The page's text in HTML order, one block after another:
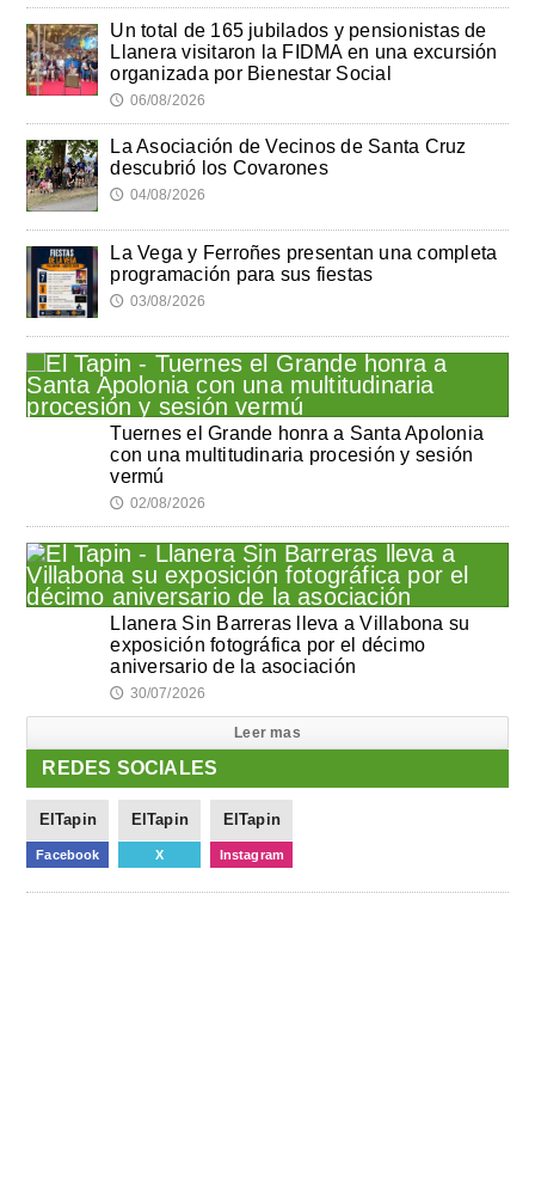
Un total de 165 jubilados y pensionistas de
Llanera visitaron la FIDMA en una excursión
organizada por Bienestar Social
🕔 06/08/2026
La Asociación de Vecinos de Santa Cruz
descubrió los Covarones
🕔 04/08/2026
La Vega y Ferroñes presentan una completa
programación para sus fiestas
🕔 03/08/2026
Tuernes el Grande honra a Santa Apolonia
con una multitudinaria procesión y sesión
vermú
🕔 02/08/2026
Llanera Sin Barreras lleva a Villabona su
exposición fotográfica por el décimo
aniversario de la asociación
🕔 30/07/2026
Leer mas
REDES SOCIALES
ElTapin
Facebook
ElTapin
X
ElTapin
Instagram